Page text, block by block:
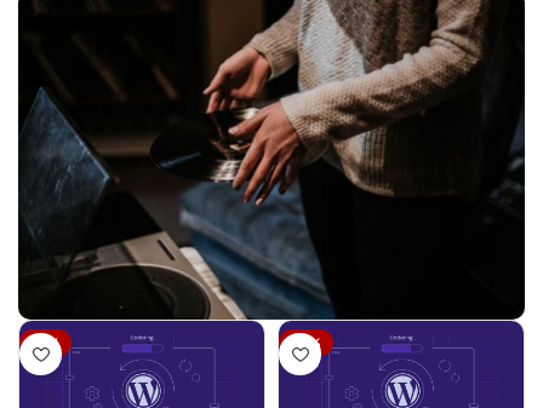
-51% -57%